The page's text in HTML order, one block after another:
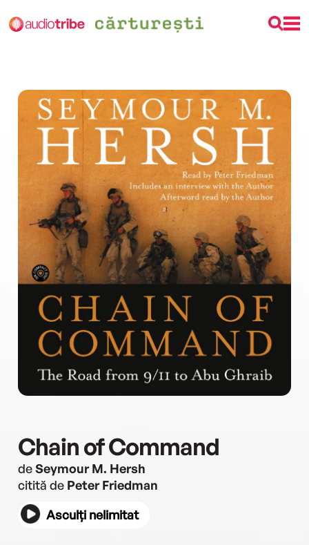
Chain of Command
deSeymour M. Hersh
citită de Peter Friedman
Asculți nelimitat